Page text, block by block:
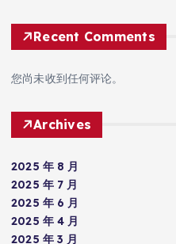
Recent Comments
您尚未收到任何评论。
Archives
2025 年 8 月
2025 年 7 月
2025 年 6 月
2025 年 4 月
2025 年 3 月